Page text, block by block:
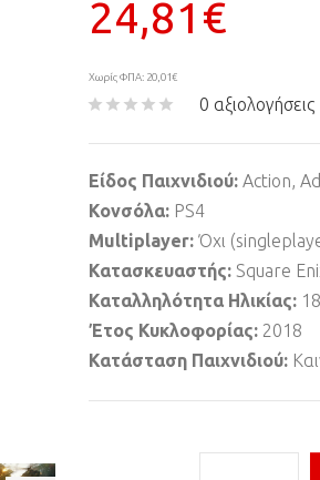
24,81€
Χωρίς ΦΠΑ: 20,01€
0 αξιολογήσεις
Είδος Παιχνιδιού: Action,
Κονσόλα: PS4
Multiplayer: Όχι
Κατασκευαστής: Square
Καταλληλότητα Ηλικίας:
Έτος Κυκλοφορίας: 2018
Κατάσταση Παιχνιδιού: